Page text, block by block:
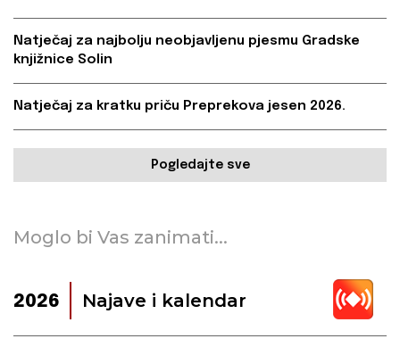
Natječaj za najbolju neobjavljenu pjesmu Gradske
knjižnice Solin
Natječaj za kratku priču Preprekova jesen 2026.
Pogledajte sve
Moglo bi Vas zanimati...
2026 Najave i kalendar